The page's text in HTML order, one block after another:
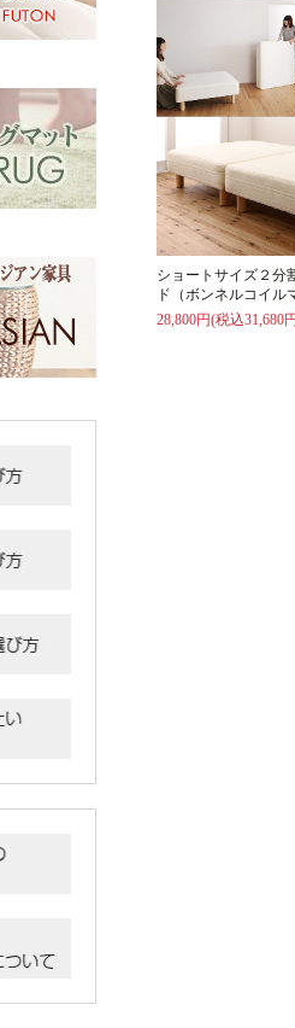
ショートサイズ２分
ド（ボンネルコイル
28,800円(税込31,680